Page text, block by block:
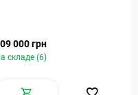
000 грн
складе (6)